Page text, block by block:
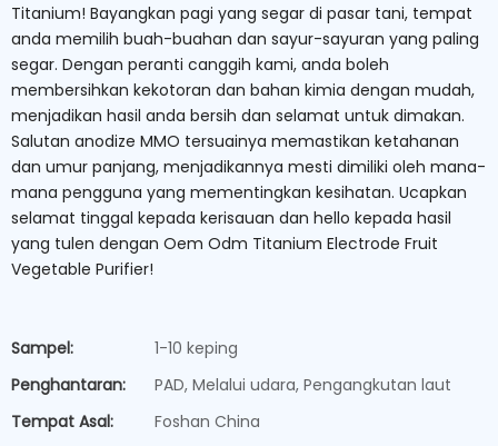
Titanium! Bayangkan pagi yang segar di pasar tani, tempat
anda memilih buah-buahan dan sayur-sayuran yang paling
segar. Dengan peranti canggih kami, anda boleh
membersihkan kekotoran dan bahan kimia dengan mudah,
menjadikan hasil anda bersih dan selamat untuk dimakan.
Salutan anodize MMO tersuainya memastikan ketahanan
dan umur panjang, menjadikannya mesti dimiliki oleh mana-
mana pengguna yang mementingkan kesihatan. Ucapkan
selamat tinggal kepada kerisauan dan hello kepada hasil
yang tulen dengan Oem Odm Titanium Electrode Fruit
Vegetable Purifier!
Sampel:
1-10 keping
Penghantaran:
PAD, Melalui udara, Pengangkutan laut
Tempat Asal:
Foshan China